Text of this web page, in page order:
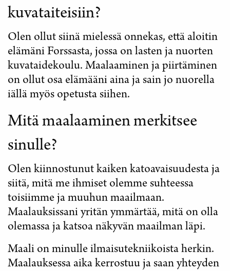
kuvataiteisiin?
Olen ollut siinä mielessä onnekas, että aloitin
elämäni Forssasta, jossa on lasten ja nuorten
kuvataidekoulu. Maalaaminen ja piirtäminen
on ollut osa elämääni aina ja sain jo nuorella
iällä myös opetusta siihen.
Mitä maalaaminen merkitsee
sinulle?
Olen kiinnostunut kaiken katoavaisuudesta ja
siitä, mitä me ihmiset olemme suhteessa
toisiimme ja muuhun maailmaan.
Maalauksissani yritän ymmärtää, mitä on olla
olemassa ja katsoa näkyvän maailman läpi.
Maali on minulle ilmaisutekniikoista herkin.
Maalauksessa aika kerrostuu ja saan yhteyden